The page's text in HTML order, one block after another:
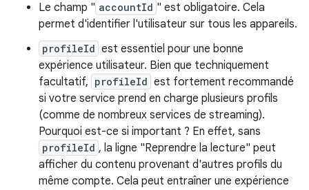
Le champ " accountId " est obligatoire. Cela
permet d'identifier l'utilisateur sur tous les appareils.
profileId est essentiel pour une bonne
expérience utilisateur. Bien que techniquement
facultatif, profileId est fortement recommandé
si votre service prend en charge plusieurs profils
(comme de nombreux services de streaming).
Pourquoi est-ce si important ? En effet, sans
profileId , la ligne "Reprendre la lecture" peut
afficher du contenu provenant d'autres profils du
même compte. Cela peut entraîner une expérience